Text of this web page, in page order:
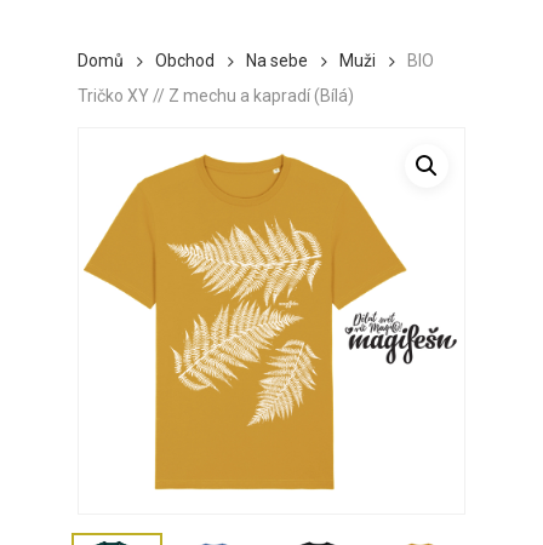
Domů Obchod Na sebe Muži
BIO
Tričko XY // Z mechu a kapradí (Bílá)